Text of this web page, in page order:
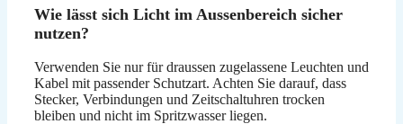
Wie lässt sich Licht im Aussenbereich sicher
nutzen?
Verwenden Sie nur für draussen zugelassene Leuchten und
Kabel mit passender Schutzart. Achten Sie darauf, dass
Stecker, Verbindungen und Zeitschaltuhren trocken
bleiben und nicht im Spritzwasser liegen.